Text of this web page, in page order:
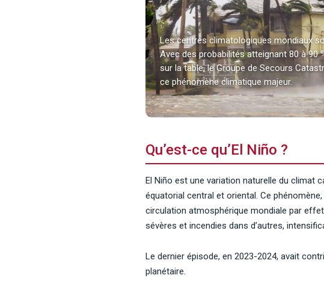
Les centres climatologiques mondiaux
Avec des probabilités atteignant 80 à 90
sur la table, le Groupe de Secours
ce phénomène climatique majeur.
Qu’est-ce qu’El Niño ?
El Niño est une variation naturelle du climat
équatorial central et oriental. Ce
circulation atmosphérique mondiale par
sévères et incendies dans d’autres,
Le dernier épisode, en 2023-2024, avait
planétaire.